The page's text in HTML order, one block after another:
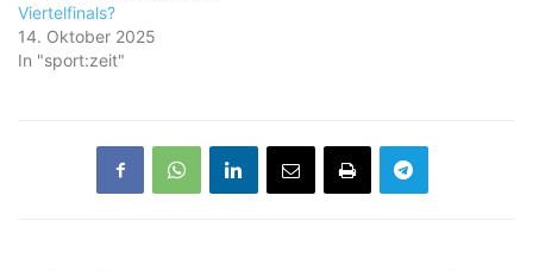
Viertelfinals?
14. Oktober 2025
In "sport:zeit"